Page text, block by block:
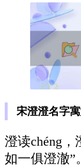
宋澄澄名字
澄读chéng
如一俱澄澈”